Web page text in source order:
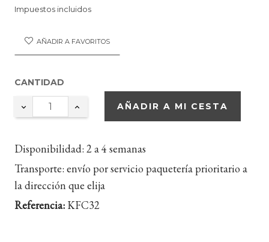
Impuestos incluidos
AÑADIR A FAVORITOS
CANTIDAD
AÑADIR A MI CESTA
Disponibilidad: 2 a 4 semanas
Transporte: envío por servicio paquetería prioritario a
la dirección que elija
Referencia: KFC32